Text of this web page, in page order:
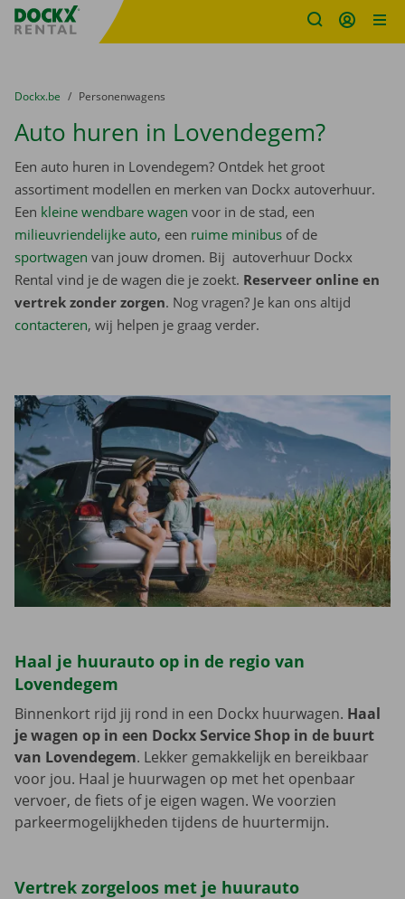
Fratello DEMO
U bevindt zich hier:
van
Dockx.be naar
Personenwagens
Auto huren in Lovendegem?
Een auto huren in Lovendegem? Ontdek het groot
assortiment modellen en merken van Dockx autoverhuur.
Een kleine wendbare wagen voor in de stad, een
milieuvriendelijke auto, een ruime minibus of de
sportwagen van jouw dromen. Bij autoverhuur Dockx
Rental vind je de wagen die je zoekt. Reserveer online en
vertrek zonder zorgen. Nog vragen? Je kan ons altijd
contacteren, wij helpen je graag verder.
Haal je huurauto op in de regio van
Lovendegem
Binnenkort rijd jij rond in een Dockx huurwagen. Haal
je wagen op in een Dockx Service Shop in de buurt
van Lovendegem. Lekker gemakkelijk en bereikbaar
voor jou. Haal je huurwagen op met het openbaar
vervoer, de fiets of je eigen wagen. We voorzien
parkeermogelijkheden tijdens de huurtermijn.
Vertrek zorgeloos met je huurauto